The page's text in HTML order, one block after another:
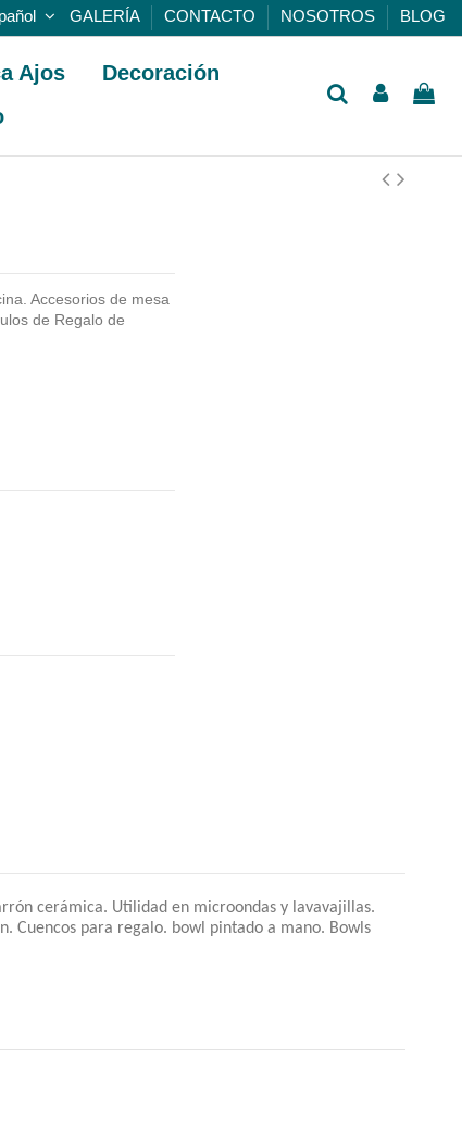
GALERÍA CONTACTO NOSOTROS BLOG
Ajos
Decoración
Accesorios de mesa
de Regalo de
cerámica. Utilidad en microondas y lavavajillas.
Cuencos para regalo. bowl pintado a mano. Bowls